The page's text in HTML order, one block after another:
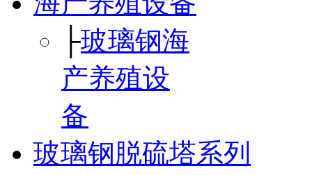
├玻璃钢海
产养殖设
备
玻璃钢脱硫塔系列